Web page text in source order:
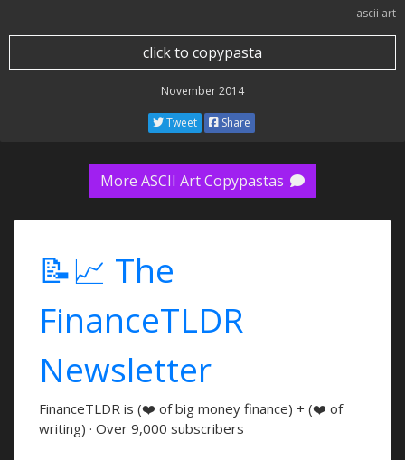
ascii art
click to copypasta
November 2014
Tweet Share
More ASCII Art Copypastas
📝📈 The
FinanceTLDR
Newsletter
FinanceTLDR is (❤️ of big money finance) + (❤️ of
writing) · Over 9,000 subscribers